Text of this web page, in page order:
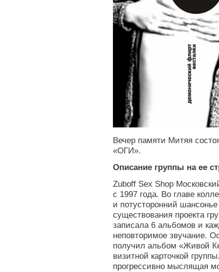
Вечер памяти Митяя
«ОГИ».
Описание группы на ее
Zuboff Sex Shop
с 1997 года. Во главе
и потусторонний
существования проекта
записала 6 альбомов и
неповторимое звучание.
получил альбом «Живой
визитной карточкой
прогрессивно мыслящая